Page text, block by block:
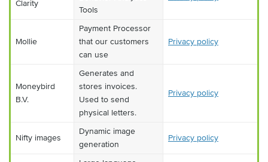
Clarity
Tools
Mollie
Payment Processor
that our customers
can use
Privacy policy
Moneybird
B.V.
Generates and
stores invoices.
Used to send
physical letters.
Privacy policy
Nifty images
Dynamic image
generation
Privacy policy